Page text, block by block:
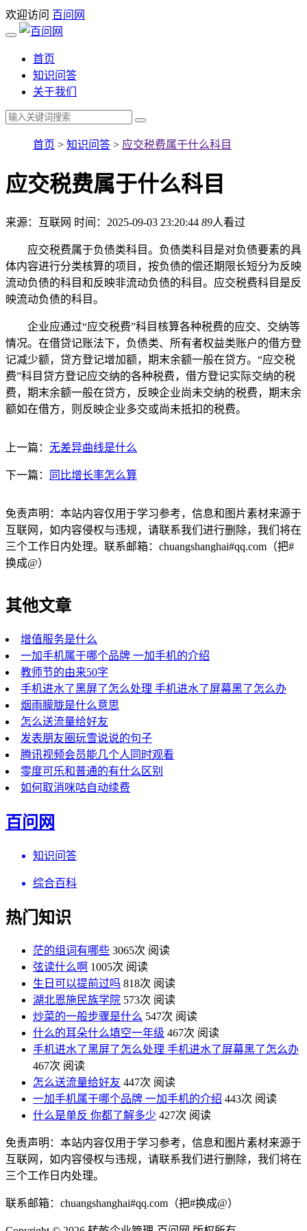
欢迎访问 百问网
首页
知识问答
关于我们
首页 > 知识问答 > 应交税费属于什么科目
应交税费属于什么科目
来源：互联网 时间：2025-09-03 23:20:44 89人看过
应交税费属于负债类科目。负债类科目是对负债要素的具
体内容进行分类核算的项目，按负债的偿还期限长短分为反映
流动负债的科目和反映非流动负债的科目。应交税费科目是反
映流动负债的科目。
企业应通过“应交税费”科目核算各种税费的应交、交纳等
情况。在借贷记账法下，负债类、所有者权益类账户的借方登
记减少额，贷方登记增加额，期末余额一般在贷方。“应交税
费”科目贷方登记应交纳的各种税费，借方登记实际交纳的税
费，期末余额一般在贷方，反映企业尚未交纳的税费，期末余
额如在借方，则反映企业多交或尚未抵扣的税费。
上一篇： 无差异曲线是什么
下一篇： 同比增长率怎么算
免责声明：本站内容仅用于学习参考，信息和图片素材来源于
互联网，如内容侵权与违规，请联系我们进行删除，我们将在
三个工作日内处理。联系邮箱：chuangshanghai#qq.com（把#
换成@）
其他文章
增值服务是什么
一加手机属于哪个品牌 一加手机的介绍
教师节的由来50字
手机进水了黑屏了怎么处理 手机进水了屏幕黑了怎么办
烟雨朦胧是什么意思
怎么送流量给好友
发表朋友圈玩雪说说的句子
腾讯视频会员能几个人同时观看
零度可乐和普通的有什么区别
如何取消咪咕自动续费
百问网
知识问答
综合百科
热门知识
茫的组词有哪些 3065次 阅读
弦读什么啊 1005次 阅读
生日可以提前过吗 818次 阅读
湖北恩施民族学院 573次 阅读
炒菜的一般步骤是什么 547次 阅读
什么的耳朵什么填空一年级 467次 阅读
手机进水了黑屏了怎么处理 手机进水了屏幕黑了怎么办
467次 阅读
怎么送流量给好友 447次 阅读
一加手机属于哪个品牌 一加手机的介绍 443次 阅读
什么是单反 你都了解多少 427次 阅读
免责声明：本站内容仅用于学习参考，信息和图片素材来源于
互联网，如内容侵权与违规，请联系我们进行删除，我们将在
三个工作日内处理。
联系邮箱：chuangshanghai#qq.com（把#换成@）